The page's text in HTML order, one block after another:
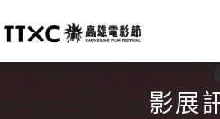
影展